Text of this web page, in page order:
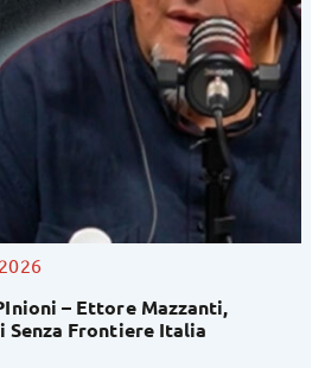
venerdì 10 Luglio 2026
Inaugurata “Corte Magi”: una
Infermieri a Pieve di Cento!